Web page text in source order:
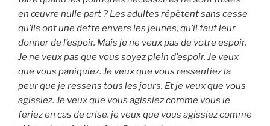
en œuvre nulle part ? Les adultes répètent sans cesse
qu’ils ont une dette envers les jeunes, qu’il faut leur
donner de l’espoir. Mais je ne veux pas de votre espoir.
Je ne veux pas que vous soyez plein d’espoir. Je veux
que vous paniquiez. Je veux que vous ressentiez la
peur que je ressens tous les jours. Et je veux que vous
agissiez. Je veux que vous agissiez comme vous le
feriez en cas de crise. je veux que vous agissiez comme